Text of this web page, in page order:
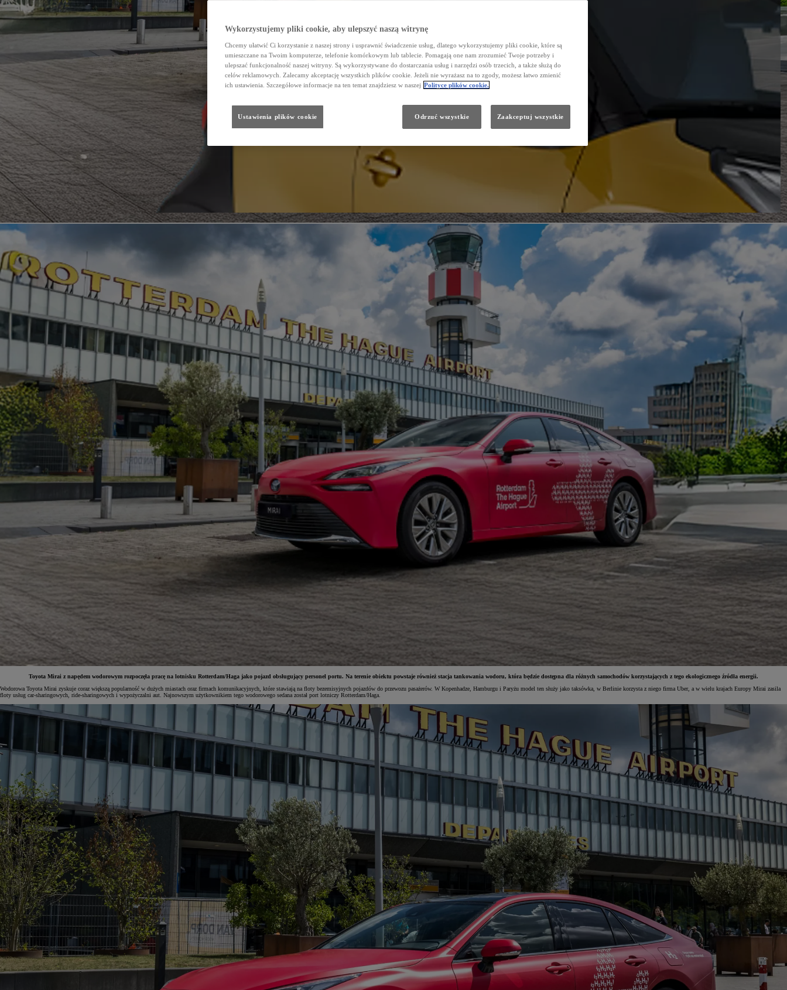
Od81 900 zł
Toyota Mirai z napędem wodorowym rozpoczęła pracę na lotnisku Rotterdam/Haga jako pojazd obsługujący personel portu. Na terenie obiektu powstaje również stacja tankowania wodoru, która będzie dostępna dla różnych samochodów korzystających z tego ekologicznego źródła energii.
Wodorowa Toyota Mirai zyskuje coraz większą popularność w dużych miastach oraz firmach komunikacyjnych, które stawiają na floty bezemisyjnych pojazdów do przewozu pasażerów. W Kopenhadze, Hamburgu i Paryżu model ten służy jako taksówka, w Berlinie korzysta z niego firma Uber, a w wielu krajach Europy Mirai zasila
floty usług car-sharingowych, ride-sharingowych i wypożyczalni aut. Najnowszym użytkownikiem tego wodorowego sedana został port lotniczy Rotterdam/Haga.
Wykorzystujemy pliki cookie, aby ulepszyć naszą witrynę
Chcemy ułatwić Ci korzystanie z naszej strony i usprawnić świadczenie usług, dlatego wykorzystujemy pliki cookie, które są
umieszczane na Twoim komputerze, telefonie komórkowym lub tablecie. Pomagają one nam zrozumieć Twoje potrzeby i
ulepszać funkcjonalność naszej witryny. Są wykorzystywane do dostarczania usług i narzędzi osób trzecich, a także służą do
celów reklamowych. Zalecamy akceptację wszystkich plików cookie. Jeżeli nie wyrażasz na to zgody, możesz łatwo zmienić
ich ustawienia. Szczegółowe informacje na ten temat znajdziesz w naszej Polityce plików cookie.
Ustawienia plików cookie Odrzuć wszystkie Zaakceptuj wszystkie